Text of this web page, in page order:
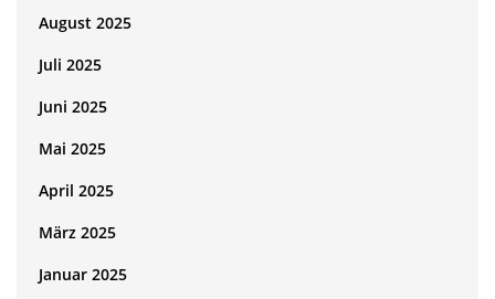
August 2025
Juli 2025
Juni 2025
Mai 2025
April 2025
März 2025
Januar 2025